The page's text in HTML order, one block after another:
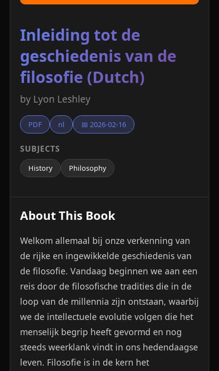
Inleiding tot de
geschiedenis van de
filosofie (Dutch)
by Lyon Leshley
PDF nl 📅 2026-02-16
SUBJECTS
History Philosophy
About This Book
Welkom allemaal bij onze verkenning van
de rijke en ingewikkelde geschiedenis van
de filosofie. Vandaag beginnen we aan een
reis door de filosofische tradities die in de
loop van de millennia zijn ontstaan, waarbij
we de intellectuele evolutie volgen die het
menselijk begrip heeft gevormd en nog
steeds weerklank vindt in ons hedendaagse
leven. Filosofie is in de kern het